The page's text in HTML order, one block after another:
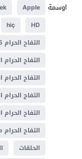
اوسمة
Apple
HD
hiç
التفاح الحرام 5 قصة عشق
التفاح الحرام الموسم 5
التفاح
التفاح
التفاح
التفاح
الحلقات